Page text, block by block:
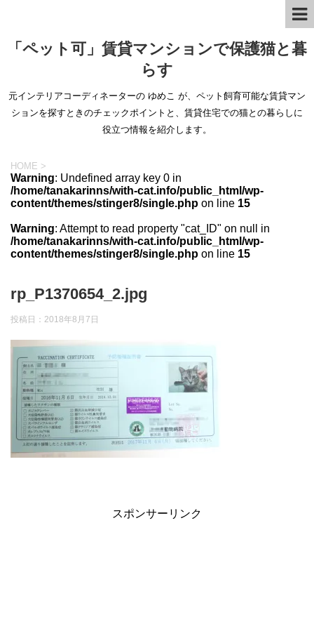
「ペット可」賃貸マンションで保護猫と暮
らす
元インテリアコーディネーターの ゆめこ が、ペット飼育可能な賃貸マン
ションを探すときのチェックポイントと、賃貸住宅での猫との暮らしに
役立つ情報を紹介します。
HOME >
Warning: Undefined array key 0 in
/home/tanakarinns/with-cat.info/public_html/wp-
content/themes/stinger8/single.php on line 15
Warning: Attempt to read property "cat_ID" on null in
/home/tanakarinns/with-cat.info/public_html/wp-
content/themes/stinger8/single.php on line 15
rp_P1370654_2.jpg
投稿日： 2018年8月7日
スポンサーリンク